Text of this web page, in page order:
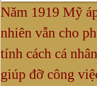
Năm 1919 Mỹ
nhiên vẫn cho
tính cách cá
giúp đỡ công